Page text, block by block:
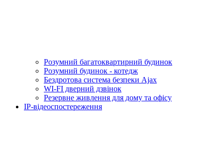
Розумний багатоквартирний будинок
Розумний будинок - котедж
Бездротова система безпеки Ajax
WI-FI дверний дзвінок
Резервне живлення для дому та офісу
IP-відеоспостереження